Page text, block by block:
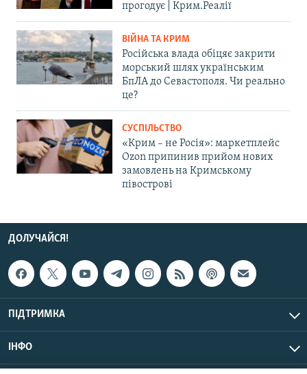
прогодує | Крим.Реалії
ВІЙНА ТА КРИМ
Російська влада обіцяє закрити
морський шлях українським
БпЛА до Севастополя. Чи реально
це?
СУСПІЛЬСТВО
«Крим – не Росія»: маркетплейс
Ozon припинив прийом нових
замовлень на Кримському
півострові
ДОЛУЧАЙСЯ!
ПІДТРИМКА
ІНФО